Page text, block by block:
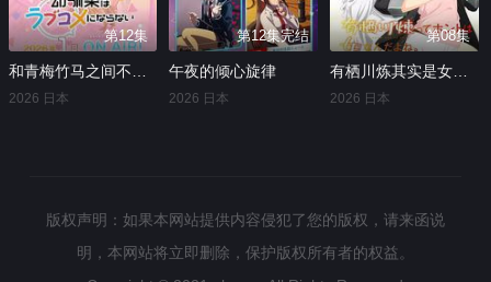
第12集
和青梅竹马之间不会有恋爱喜剧
2026 日本
第12集完结
午夜的倾心旋律
2026 日本
第08集
有栖川炼其实是女生对吧
2026 日本
版权声明：如果本网站提供内容侵犯了您的版权，请来函说
明，本网站将立即删除，保护版权所有者的权益。